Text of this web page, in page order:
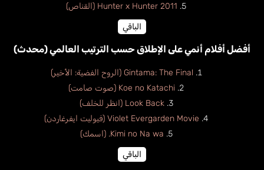
Hunter x Hunter 2011 (القناص)
الباقي
أفضل أفلام أنمي على الإطلاق حسب الترتيب العالمي (محدث)
Gintama: The Final (الروح الفضية: الأخير)
Koe no Katachi (صوت صامت)
Look Back (انظر للخلف)
Violet Evergarden Movie (فيوليت ايفرغاردن)
Kimi no Na wa. (اسمك)
الباقي